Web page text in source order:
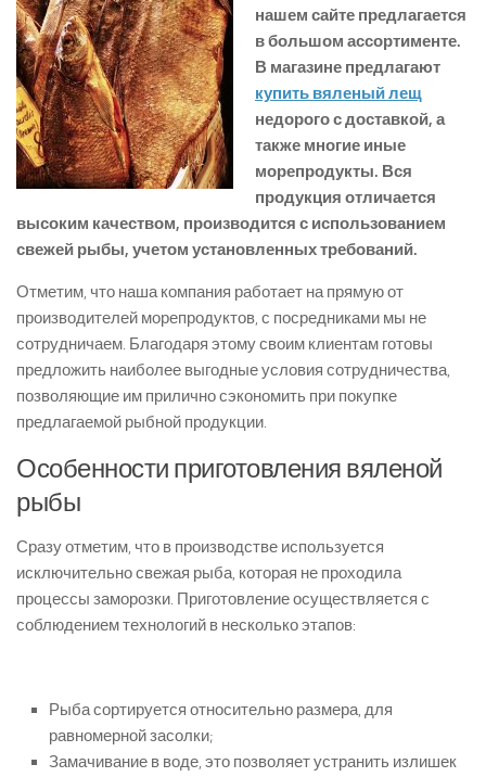
нашем сайте предлагается
в большом ассортименте.
В магазине предлагают
купить вяленый лещ
недорого с доставкой, а
также многие иные
морепродукты. Вся
продукция отличается
высоким качеством, производится с использованием
свежей рыбы, учетом установленных требований.
Отметим, что наша компания работает на прямую от
производителей морепродуктов, с посредниками мы не
сотрудничаем. Благодаря этому своим клиентам готовы
предложить наиболее выгодные условия сотрудничества,
позволяющие им прилично сэкономить при покупке
предлагаемой рыбной продукции.
Особенности приготовления вяленой
рыбы
Сразу отметим, что в производстве используется
исключительно свежая рыба, которая не проходила
процессы заморозки. Приготовление осуществляется с
соблюдением технологий в несколько этапов:
Рыба сортируется относительно размера, для
равномерной засолки;
Замачивание в воде, это позволяет устранить излишек